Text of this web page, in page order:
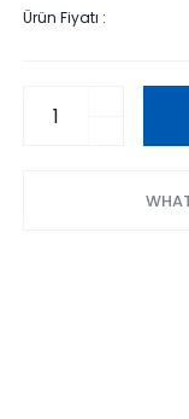
Ürün Fiyatı :